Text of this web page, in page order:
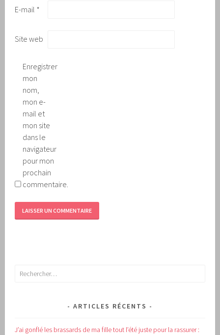
E-mail *
Site web
Enregistrer
mon
nom,
mon e-
mail et
mon site
dans le
navigateur
pour mon
prochain
commentaire.
Rechercher :
ARTICLES RÉCENTS
J’ai gonflé les brassards de ma fille tout l’été juste pour la rassurer :